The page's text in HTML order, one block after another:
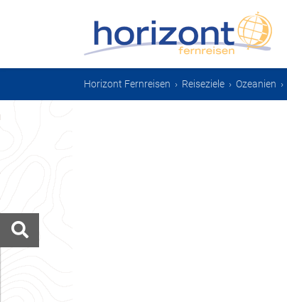
Horizont Fernreisen › Reiseziele › Ozeanien ›